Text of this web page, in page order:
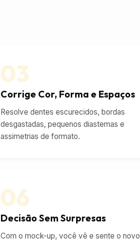
03
Corrige Cor, Forma e Espaços
Resolve dentes escurecidos, bordas
desgastadas, pequenos diastemas e
assimetrias de formato.
06
Decisão Sem Surpresas
Com o mock-up, você vê e sente o novo